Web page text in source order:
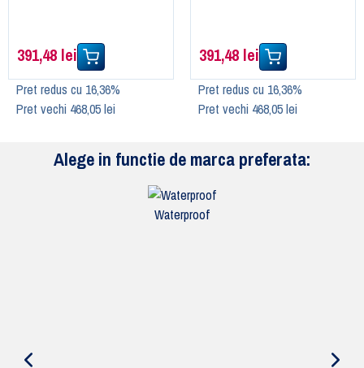
391,48 lei
Pret redus cu 16,36%
Pret vechi 468,05 lei
391,48 lei
Pret redus cu 16,36%
Pret vechi 468,05 lei
Alege in functie de marca preferata:
Waterproof